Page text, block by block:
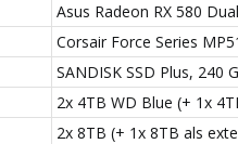
Asus Radeon RX 580
Corsair Force Series
SANDISK SSD Plus, 240
2x 4TB WD Blue (+ 1x
2x 8TB (+ 1x 8TB als